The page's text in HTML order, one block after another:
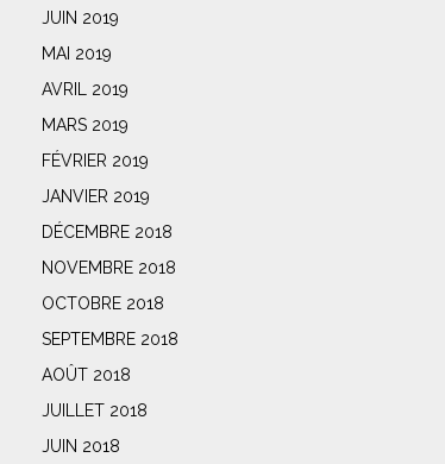
JUIN 2019
MAI 2019
AVRIL 2019
MARS 2019
FÉVRIER 2019
JANVIER 2019
DÉCEMBRE 2018
NOVEMBRE 2018
OCTOBRE 2018
SEPTEMBRE 2018
AOÛT 2018
JUILLET 2018
JUIN 2018